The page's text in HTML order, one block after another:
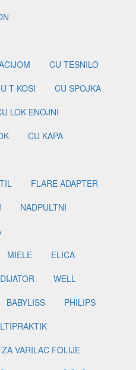
CU TESNILO
T KOSI
CU SPOJKA
LOK ENOJNI
CU KAPA
FLARE ADAPTER
NADPULTNI
MIELE
ELICA
WELL
BABYLISS
PHILIPS
VARILAC FOLIJE